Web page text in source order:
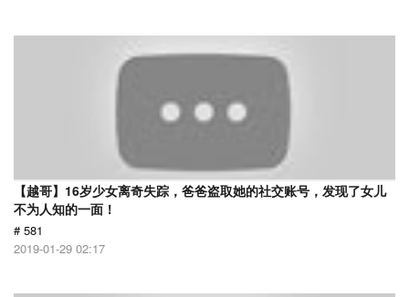
【越哥】16岁少女离奇失踪，爸爸盗取她的社交账号，发现了女儿
不为人知的一面！
# 581
2019-01-29 02:17